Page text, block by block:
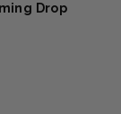
Drop